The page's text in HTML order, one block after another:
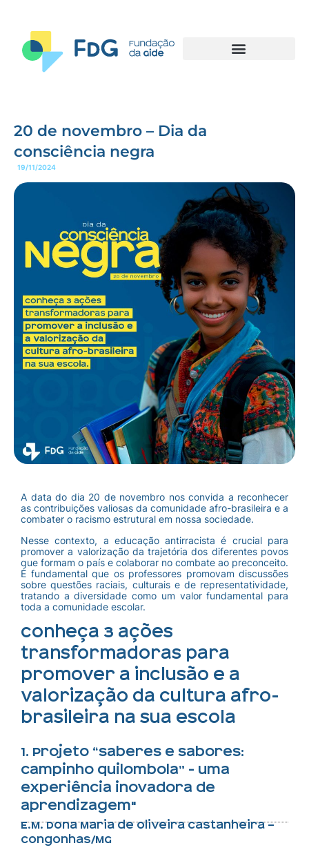
20 de novembro – Dia da
consciência negra
19/11/2024
A data do dia 20 de novembro nos convida a reconhecer
as contribuições valiosas da comunidade afro-brasileira e a
combater o racismo estrutural em nossa sociedade.
Nesse contexto, a educação antirracista é crucial para
promover a valorização da trajetória dos diferentes povos
que formam o país e colaborar no combate ao preconceito.
É fundamental que os professores promovam discussões
sobre questões raciais, culturais e de representatividade,
tratando a diversidade como um valor fundamental para
toda a comunidade escolar.
Conheça 3 ações
transformadoras para
promover a inclusão e a
valorização da cultura afro-
brasileira na sua escola
1. Projeto “Saberes e sabores:
campinho quilombola” - uma
experiência inovadora de
aprendizagem"
E.M. Dona Maria de Oliveira Castanheira –
Congonhas/MG